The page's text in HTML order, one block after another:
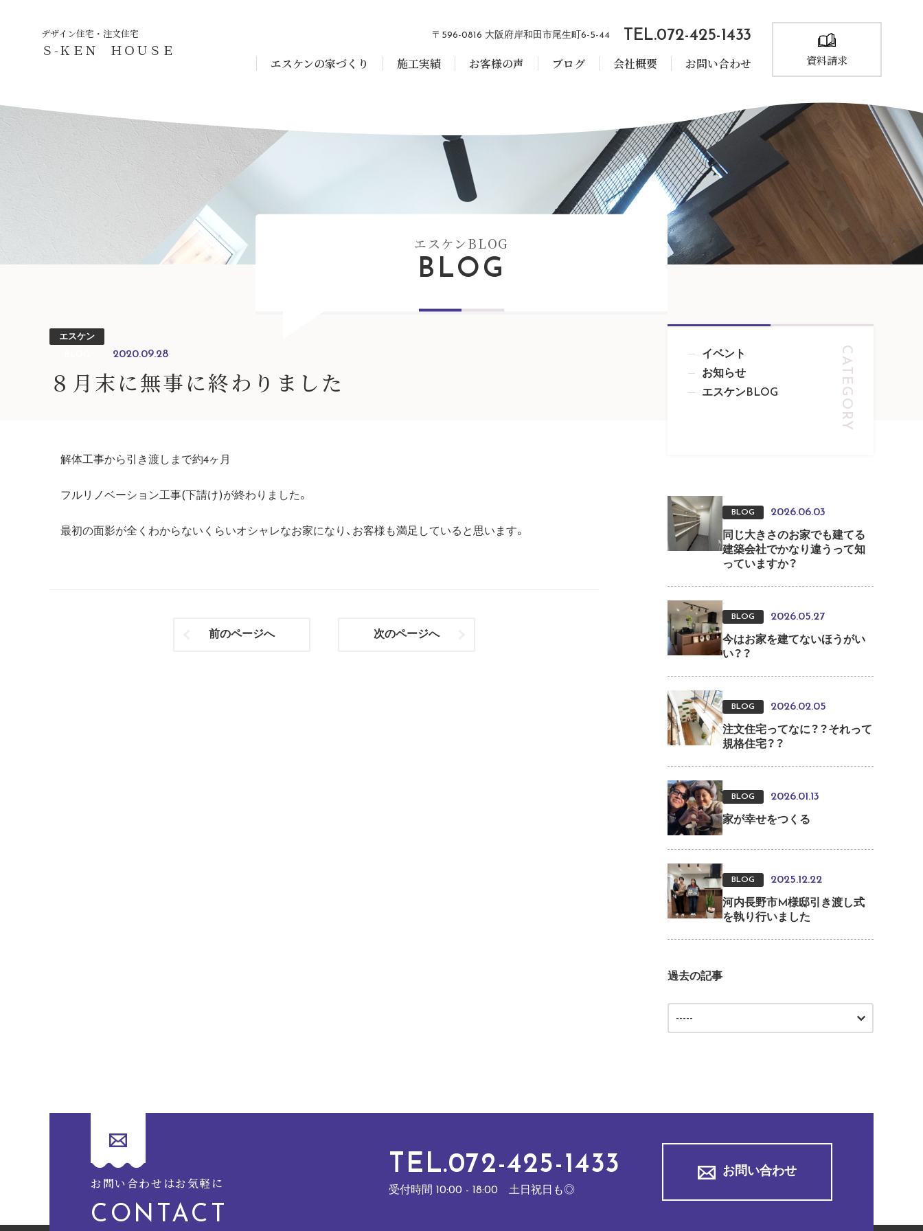
デザイン住宅・注文住宅
Ｓ-ＫＥＮ ＨＯＵＳＥ
〒596-0816 大阪府岸和田市尾生町6-5-44 TEL.072-425-1433
エスケンの家づくり 施工実績 お客様の声 ブログ 会社概要 お問い合わせ 資料請求
エスケンBLOG
BLOG
エスケン
2020.09.28
８月末に無事に終わりました
解体工事から引き渡しまで約4ヶ月
フルリノベーション工事(下請け)が終わりました。
最初の面影が全くわからないくらいオシャレなお家になり、お客様も満足していると思います。
前のページへ 次のページへ
イベント
お知らせ
エスケンBLOG
BLOG 2026.06.03
同じ大きさのお家でも建てる
建築会社でかなり違うって知
っていますか？
BLOG 2026.05.27
今はお家を建てないほうがい
い？？
BLOG 2026.02.05
注文住宅ってなに？？それって
規格住宅？？
BLOG 2026.01.13
家が幸せをつくる
BLOG 2025.12.22
河内長野市M様邸引き渡し式
を執り行いました
過去の記事
お問い合わせはお気軽に
CONTACT
TEL.072-425-1433
受付時間 10:00 - 18:00 土日祝日も◎
お問い合わせ